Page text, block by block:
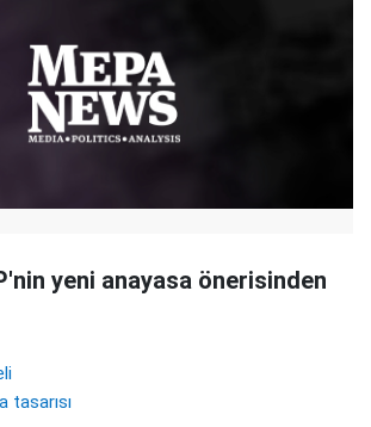
yeni anayasa önerisinden
tasarısı